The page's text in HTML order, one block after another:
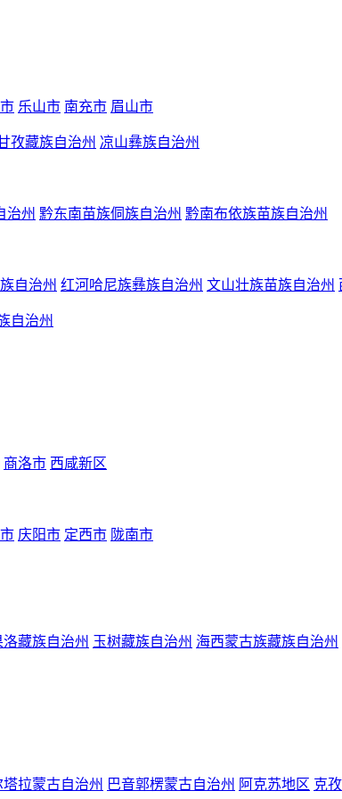
乐山市 南充市 眉山市
孜藏族自治州 凉山彝族自治州
治州 黔东南苗族侗族自治州 黔南布依族苗族自治州
自治州 红河哈尼族彝族自治州 文山壮族苗族自治州
自治州
商洛市 西咸新区
庆阳市 定西市 陇南市
洛藏族自治州 玉树藏族自治州 海西蒙古族藏族自治州
塔拉蒙古自治州 巴音郭楞蒙古自治州 阿克苏地区 克